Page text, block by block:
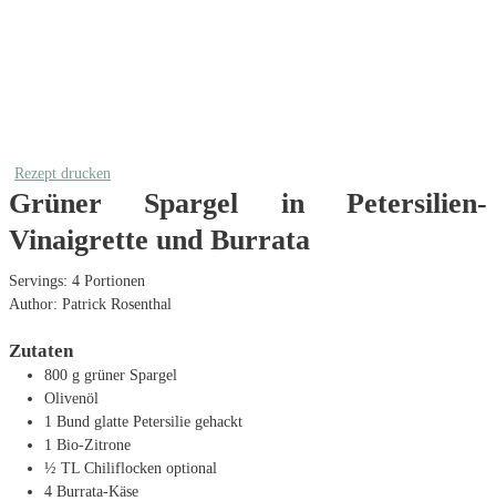
Rezept drucken
Grüner Spargel in Petersilien-
Vinaigrette und Burrata
Servings: 4 Portionen
Author: Patrick Rosenthal
Zutaten
800 g grüner Spargel
Olivenöl
1 Bund glatte Petersilie gehackt
1 Bio-Zitrone
½ TL Chiliflocken optional
4 Burrata-Käse